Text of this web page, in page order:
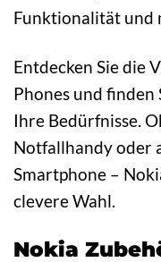
Funktionalität und
Entdecken Sie die
Phones und finden
Ihre Bedürfnisse.
Notfallhandy oder
Smartphone –
clevere Wahl.
Nokia